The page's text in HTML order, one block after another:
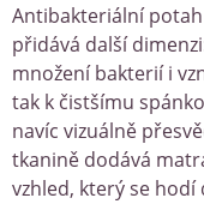
Antibakteriální
přidává další
množení bakterií i
tak k čistšímu
navíc vizuálně
tkanině dodává
vzhled, který se